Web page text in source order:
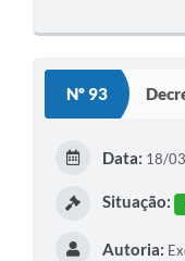
Nº 93
Data: 18/
Situação:
Autoria: